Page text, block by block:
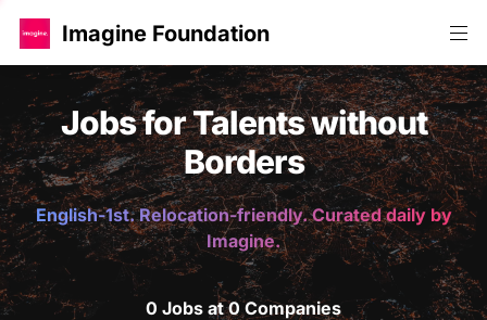
Imagine Foundation
Jobs for Talents without
Borders
English-1st. Relocation-friendly. Curated daily by
Imagine.
0 Jobs at 0 Companies